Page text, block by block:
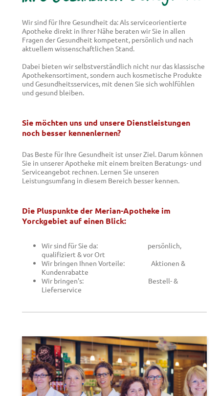
Wir sind für Ihre Gesundheit da: Als serviceorientierte
Apotheke direkt in Ihrer Nähe beraten wir Sie in allen
Fragen der Gesundheit kompetent, persönlich und nach
aktuellem wissenschaftlichen Stand.
Dabei bieten wir selbstverständlich nicht nur das klassische
Apothekensortiment, sondern auch kosmetische Produkte
und Gesundheitsservices, mit denen Sie sich wohlfühlen
und gesund bleiben.
Sie möchten uns und unsere Dienstleistungen
noch besser kennenlernen?
Das Beste für Ihre Gesundheit ist unser Ziel. Darum können
Sie in unserer Apotheke mit einem breiten Beratungs- und
Serviceangebot rechnen. Lernen Sie unseren
Leistungsumfang in diesem Bereich besser kennen.
Die Pluspunkte der Merian-Apotheke im
Yorckgebietauf einen Blick:
Wir sind für Sie da: persönlich,
qualifiziert & vor Ort
Wir bringen Ihnen Vorteile: Aktionen &
Kundenrabatte
Wir bringen's: Bestell- &
Lieferservice